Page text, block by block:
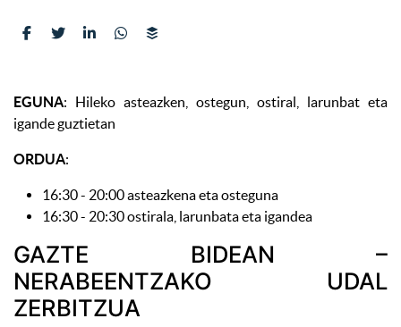
EGUNA: Hileko asteazken, ostegun, ostiral, larunbat eta
igande guztietan
ORDUA:
16:30 - 20:00 asteazkena eta osteguna
16:30 - 20:30 ostirala, larunbata eta igandea
GAZTE BIDEAN –
NERABEENTZAKO UDAL
ZERBITZUA